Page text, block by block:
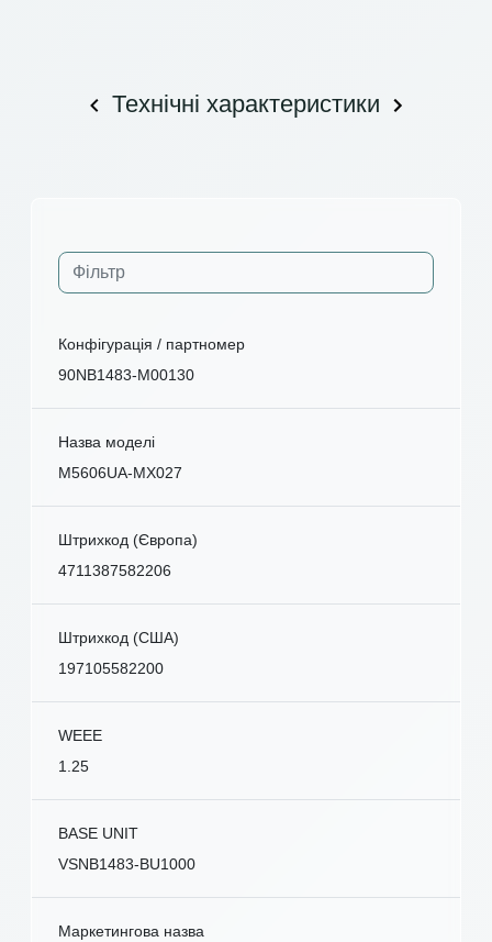
Технічні характеристики
Конфігурація / партномер
90NB1483-M00130
Назва моделі
M5606UA-MX027
Штрихкод (Європа)
4711387582206
Штрихкод (США)
197105582200
WEEE
1.25
BASE UNIT
VSNB1483-BU1000
Маркетингова назва